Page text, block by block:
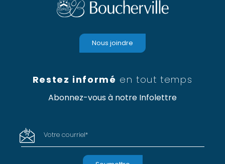
Restez informé en tout temps
Abonnez-vous à notre Infolettre
Votre courriel*
Nous joindre